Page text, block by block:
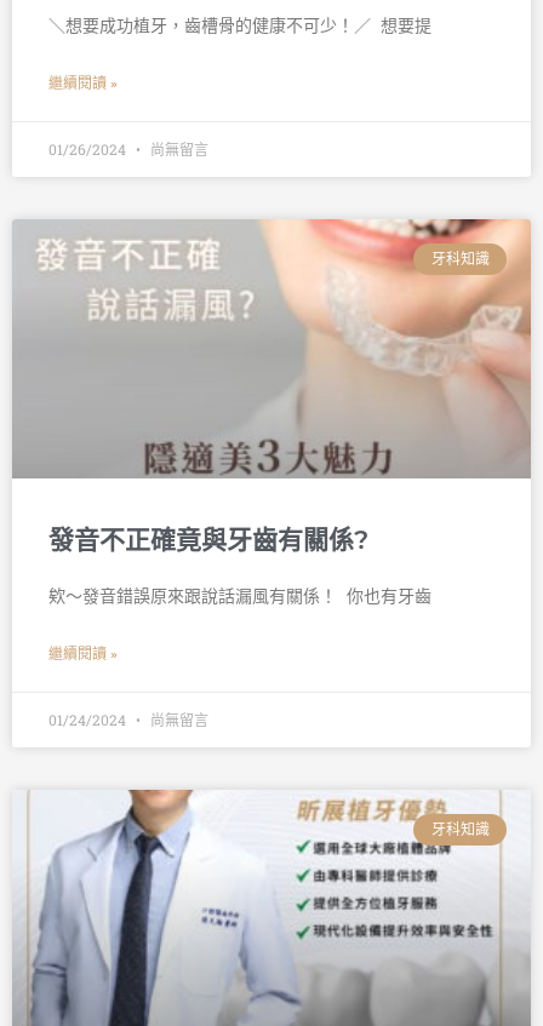
＼想要成功植牙，齒槽骨的健康不可少！／ 󠀠 想要提
繼續閱讀 »
01/26/2024 尚無留言
牙科知識
發音不正確竟與牙齒有關係?
欸～發音錯誤原來跟說話漏風有關係！ 󠀠 你也有牙齒
繼續閱讀 »
01/24/2024 尚無留言
牙科知識